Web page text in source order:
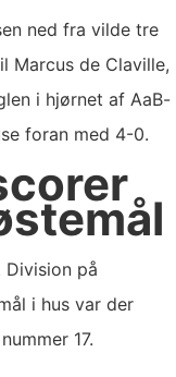
ned fra vilde tre
Marcus de Claville,
i hjørnet af AaB-
foran med 4-0.
Division på
i hus var der
17.